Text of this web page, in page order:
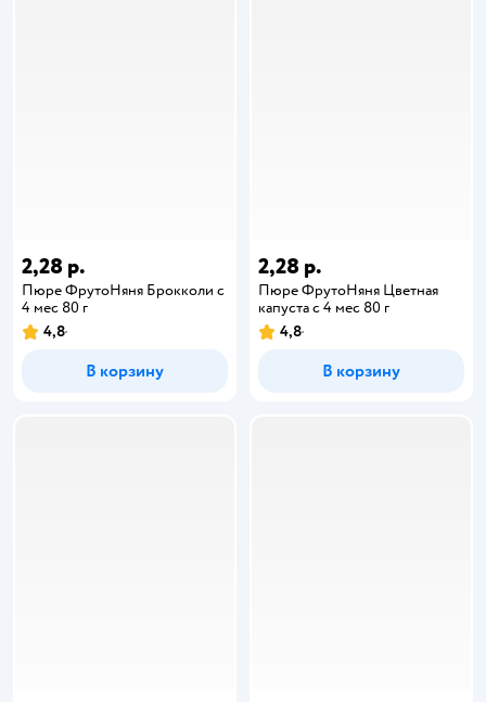
2,28 р.
Пюре ФрутоНяня Брокколи с
4 мес 80 г
4,8
В корзину
2,28 р.
Пюре ФрутоНяня Цветная
капуста с 4 мес 80 г
4,8
В корзину